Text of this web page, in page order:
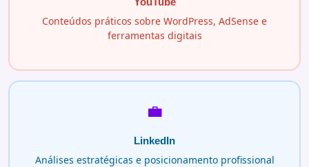
Conteúdos práticos sobre WordPress, AdSense e
ferramentas digitais
💼
LinkedIn
Análises estratégicas e posicionamento profissional